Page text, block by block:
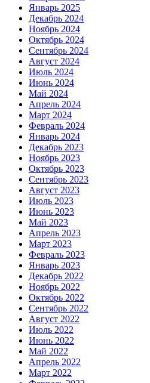
Январь 2025
Декабрь 2024
Ноябрь 2024
Октябрь 2024
Сентябрь 2024
Август 2024
Июль 2024
Июнь 2024
Май 2024
Апрель 2024
Март 2024
Февраль 2024
Январь 2024
Декабрь 2023
Ноябрь 2023
Октябрь 2023
Сентябрь 2023
Август 2023
Июль 2023
Июнь 2023
Май 2023
Апрель 2023
Март 2023
Февраль 2023
Январь 2023
Декабрь 2022
Ноябрь 2022
Октябрь 2022
Сентябрь 2022
Август 2022
Июль 2022
Июнь 2022
Май 2022
Апрель 2022
Март 2022